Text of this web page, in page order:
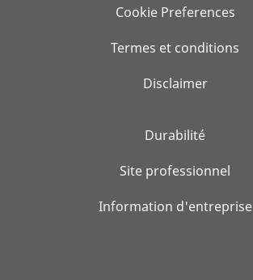
Cookie Preferences
Termes et conditions
Disclaimer
Durabilité
Site professionnel
Information d'entreprise